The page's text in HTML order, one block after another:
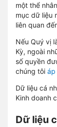
một thể
mục dữ liệu
liên quan
Nếu Quý vị
Kỳ, ngoài
số quyền
chúng tôi áp
Dữ liệu cá
Kinh doanh
Dữ liệu